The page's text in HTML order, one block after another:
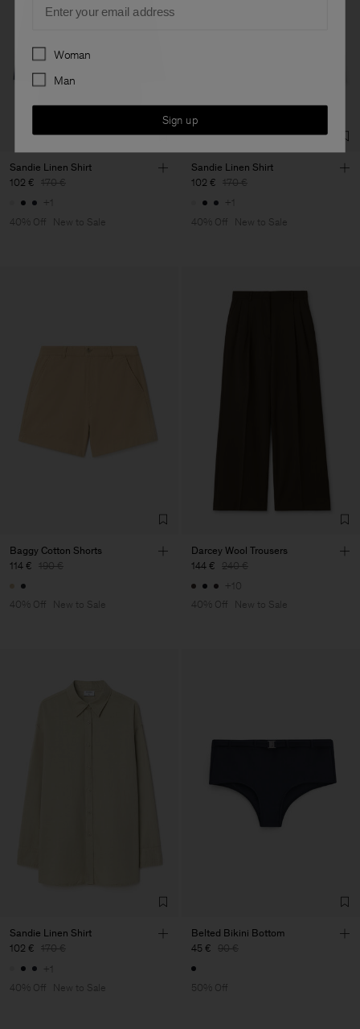
Sandie Linen Shirt
102 € 170 €
+1
40% Off
New to Sale
Sandie Linen Shirt
102 € 170 €
+1
40% Off
New to Sale
Baggy Cotton Shorts
114 € 190 €
40% Off New to Sale
Darcey Wool Trousers
144 € 240 €
+10
40% Off
New to Sale
Sandie Linen Shirt
102 € 170 €
+1
40% Off
New to Sale
Belted Bikini Bottom
45 € 90 €
50% Off
Preferences
Woman
Man
Sign up